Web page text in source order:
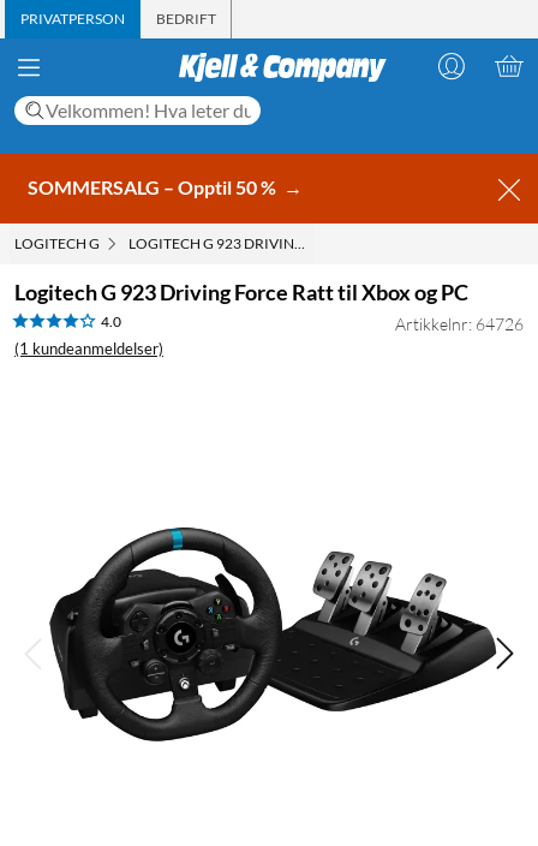
PRIVATPERSON BEDRIFT
SOMMERSALG – Opptil 50 % →
LOGITECH G LOGITECH G 923 DRIVING FORCE RATT TIL XBOX OG PC
Logitech G 923 Driving Force Ratt til Xbox og PC
4.0
(1 kundeanmeldelser)
Artikkelnr: 64726